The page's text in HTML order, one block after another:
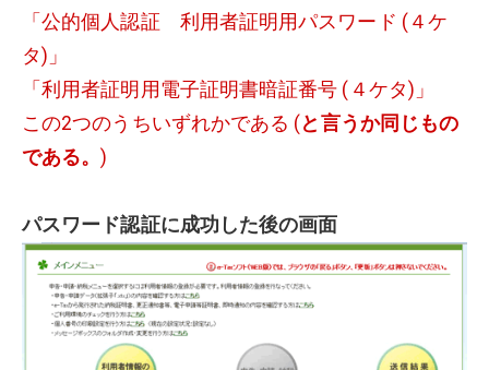
「公的個人認証 利用者証明用パスワード (４ケ
タ)」
「利用者証明用電子証明書暗証番号 (４ケタ)」
この2つのうちいずれかである (と言うか同じもの
である。)
パスワード認証に成功した後の画面